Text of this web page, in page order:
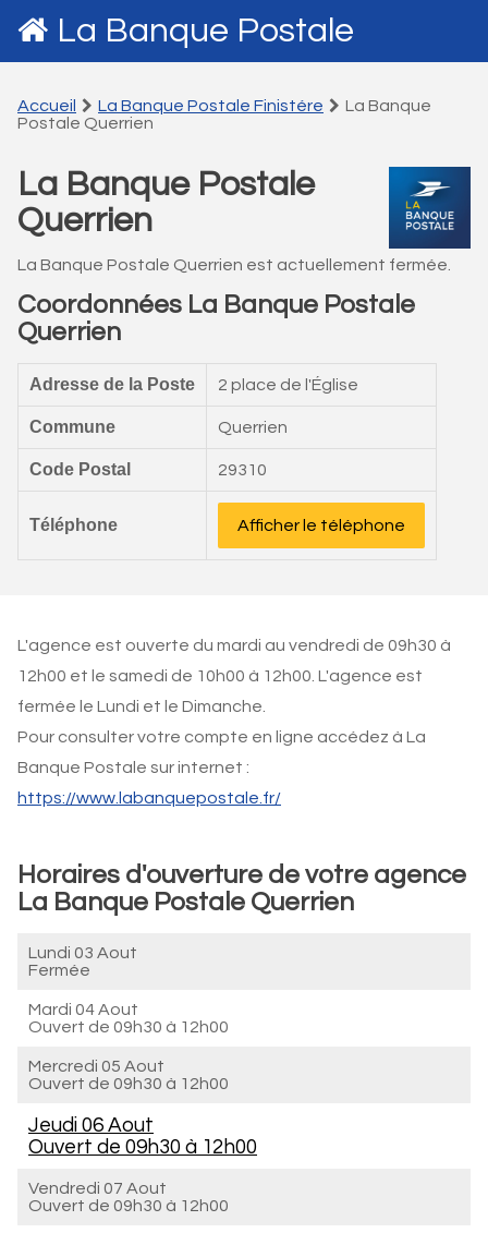
La Banque Postale
Accueil La Banque Postale Finistére
La Banque
Postale Querrien
La Banque Postale
Querrien
La Banque Postale Querrien est actuellement fermée.
Coordonnées La Banque Postale
Querrien
Adresse de la Poste 2 place de l'Église
Commune Querrien
Code Postal 29310
Téléphone Afficher le téléphone
L'agence est ouverte du mardi au vendredi de 09h30 à
12h00 et le samedi de 10h00 à 12h00. L'agence est
fermée le Lundi et le Dimanche.
Pour consulter votre compte en ligne accédez à La
Banque Postale sur internet :
https://www.labanquepostale.fr/
Horaires d'ouverture de votre agence
La Banque Postale Querrien
Lundi 03 Aout
Fermée
Mardi 04 Aout
Ouvert de 09h30 à 12h00
Mercredi 05 Aout
Ouvert de 09h30 à 12h00
Jeudi 06 Aout
Ouvert de 09h30 à 12h00
Vendredi 07 Aout
Ouvert de 09h30 à 12h00